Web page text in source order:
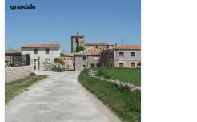
graydale